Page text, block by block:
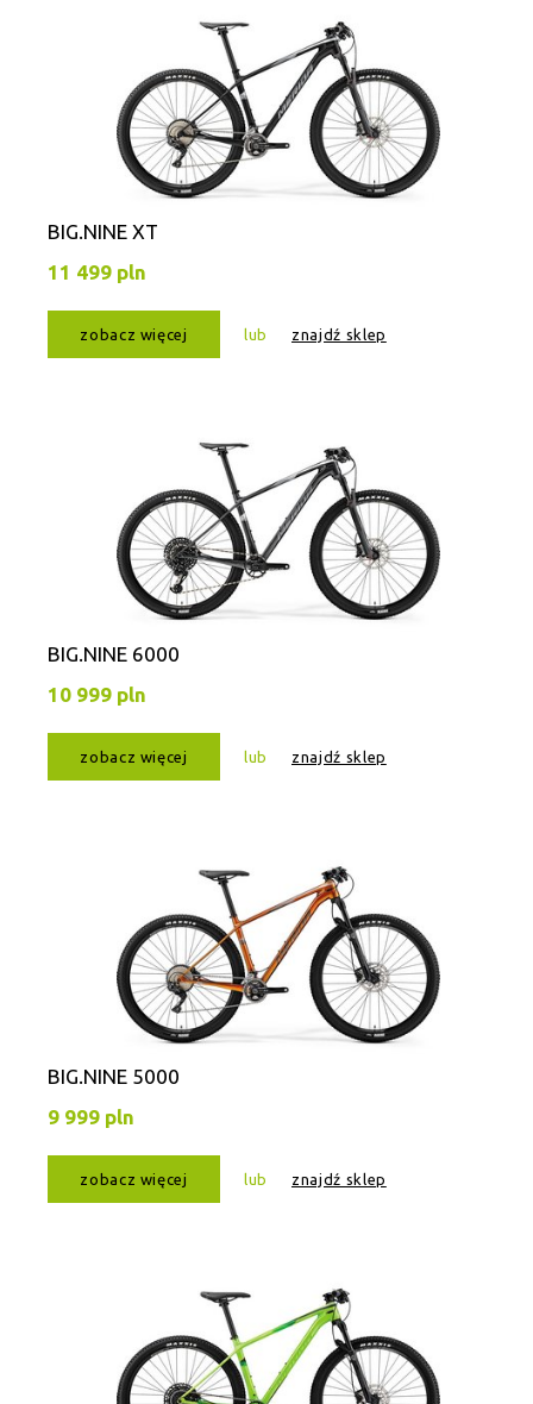
BIG.NINE XT
11 499 pln
zobacz więcej lub znajdź sklep
BIG.NINE 6000
10 999 pln
zobacz więcej lub znajdź sklep
BIG.NINE 5000
9 999 pln
zobacz więcej lub znajdź sklep